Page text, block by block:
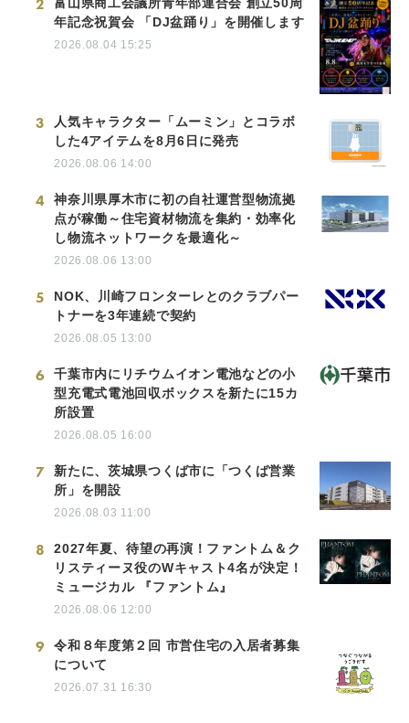
2
年記念祝賀会 「DJ盆踊り」を開催します
2026.08.04 15:25
3
人気キャラクター「ムーミン」とコラボ
した4アイテムを8月6日に発売
2026.08.06 14:00
4
神奈川県厚木市に初の自社運営型物流拠
点が稼働～住宅資材物流を集約・効率化
し物流ネットワークを最適化～
2026.08.06 13:00
5
NOK、川崎フロンターレとのクラブパー
トナーを3年連続で契約
2026.08.05 13:00
6
千葉市内にリチウムイオン電池などの小
型充電式電池回収ボックスを新たに15カ
所設置
2026.08.05 16:00
7
新たに、茨城県つくば市に「つくば営業
所」を開設
2026.08.03 11:00
8
2027年夏、待望の再演！ファントム＆ク
リスティーヌ役のWキャスト4名が決定！
ミュージカル 『ファントム』
2026.08.06 12:00
9
令和８年度第２回 市営住宅の入居者募集
について
2026.07.31 16:30